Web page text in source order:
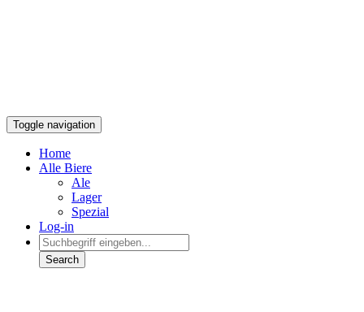
Toggle navigation
Home
Alle Biere
Ale
Lager
Spezial
Log-in